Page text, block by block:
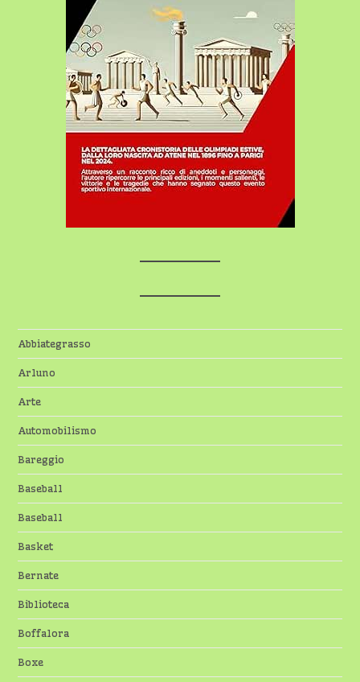
Abbiategrasso
Arluno
Arte
Automobilismo
Bareggio
Baseball
Baseball
Basket
Bernate
Biblioteca
Boffalora
Boxe